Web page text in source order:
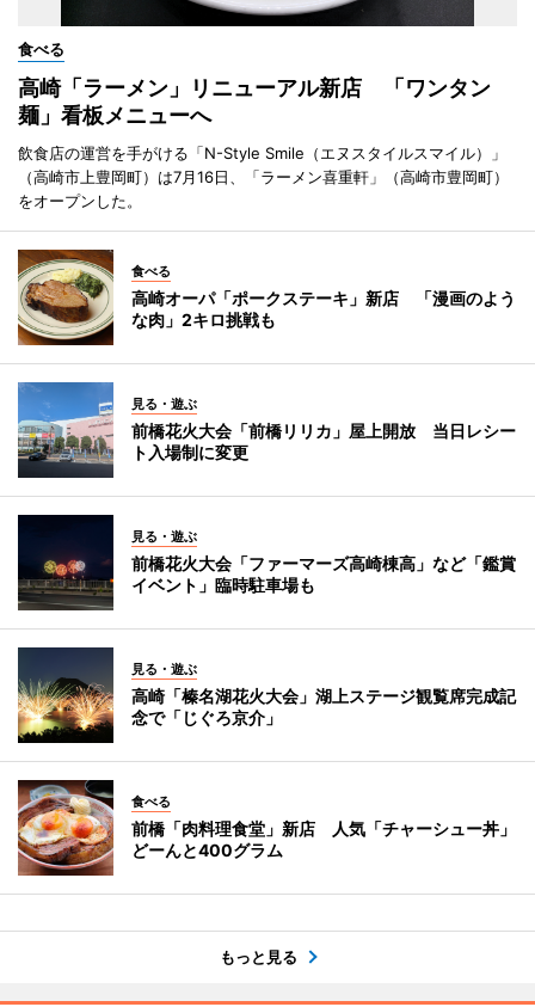
食べる
高崎「ラーメン」リニューアル新店 「ワンタン
麺」看板メニューへ
飲食店の運営を手がける「N-Style Smile（エヌスタイルスマイル）」
（高崎市上豊岡町）は7月16日、「ラーメン喜重軒」（高崎市豊岡町）
をオープンした。
食べる
高崎オーパ「ポークステーキ」新店 「漫画のよう
な肉」2キロ挑戦も
見る・遊ぶ
前橋花火大会「前橋リリカ」屋上開放 当日レシー
ト入場制に変更
見る・遊ぶ
前橋花火大会「ファーマーズ高崎棟高」など「鑑賞
イベント」臨時駐車場も
見る・遊ぶ
高崎「榛名湖花火大会」湖上ステージ観覧席完成記
念で「じぐろ京介」
食べる
前橋「肉料理食堂」新店 人気「チャーシュー丼」
どーんと400グラム
もっと見る